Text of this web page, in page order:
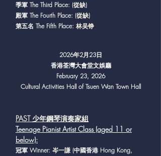
季軍 The Third Place: (從缺)
殿軍 The Fourth Place: (從缺)
第五名 The Fifth Place: 林吴铮
2026年2月23日
香港荃灣大會堂文娛廳
February 23, 2026
Cultural Activities Hall of Tsuen Wan Town Hall
PAST 少年鋼琴演奏家組
Teenage Pianist Artist Class (aged 11 or
below):
冠軍 Winner: 岑一謙 (中國香港 Hong Kong,